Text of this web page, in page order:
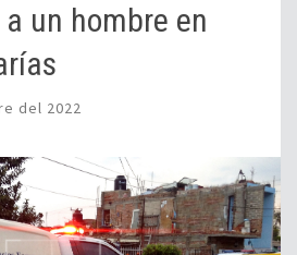
un hombre en
del 2022